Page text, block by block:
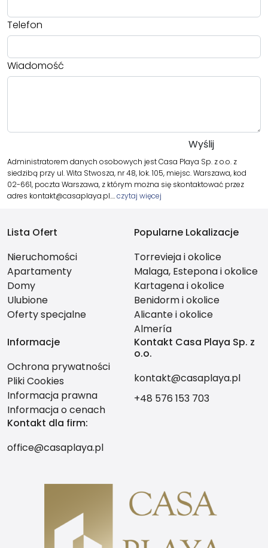
Telefon
Wiadomość
Administratorem danych osobowych jest Casa Playa Sp. z o.o. z
siedzibą przy ul. Wita Stwosza, nr 48, lok. 105, miejsc. Warszawa, kod
02-661, poczta Warszawa, z którym można się skontaktować przez
adres kontakt@casaplaya.pl.…czytaj więcej
Lista Ofert
Nieruchomości
Apartamenty
Domy
Ulubione
Oferty specjalne
Popularne Lokalizacje
Torrevieja i okolice
Malaga, Estepona i okolice
Kartagena i okolice
Benidorm i okolice
Alicante i okolice
Almería
Informacje
Ochrona prywatności
Pliki Cookies
Informacja prawna
Informacja o cenach
Kontakt Casa Playa Sp. z
o.o.
kontakt@casaplaya.pl
+48 576 153 703
Kontakt dla firm:
office@casaplaya.pl